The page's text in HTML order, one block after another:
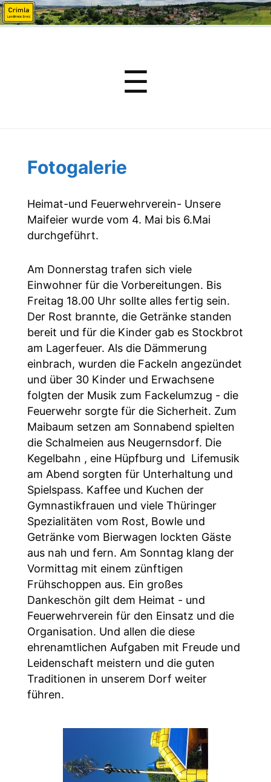
☰
Fotogalerie
Heimat-und Feuerwehrverein- Unsere
Maifeier wurde vom 4. Mai bis 6.Mai
durchgeführt.
Am Donnerstag trafen sich viele
Einwohner für die Vorbereitungen. Bis
Freitag 18.00 Uhr sollte alles fertig sein.
Der Rost brannte, die Getränke standen
bereit und für die Kinder gab es Stockbrot
am Lagerfeuer. Als die Dämmerung
einbrach, wurden die Fackeln angezündet
und über 30 Kinder und Erwachsene
folgten der Musik zum Fackelumzug - die
Feuerwehr sorgte für die Sicherheit. Zum
Maibaum setzen am Sonnabend spielten
die Schalmeien aus Neugernsdorf. Die
Kegelbahn , eine Hüpfburg und Lifemusik
am Abend sorgten für Unterhaltung und
Spielspass. Kaffee und Kuchen der
Gymnastikfrauen und viele Thüringer
Spezialitäten vom Rost, Bowle und
Getränke vom Bierwagen lockten Gäste
aus nah und fern. Am Sonntag klang der
Vormittag mit einem zünftigen
Frühschoppen aus. Ein großes
Dankeschön gilt dem Heimat - und
Feuerwehrverein für den Einsatz und die
Organisation. Und allen die diese
ehrenamtlichen Aufgaben mit Freude und
Leidenschaft meistern und die guten
Traditionen in unserem Dorf weiter
führen.